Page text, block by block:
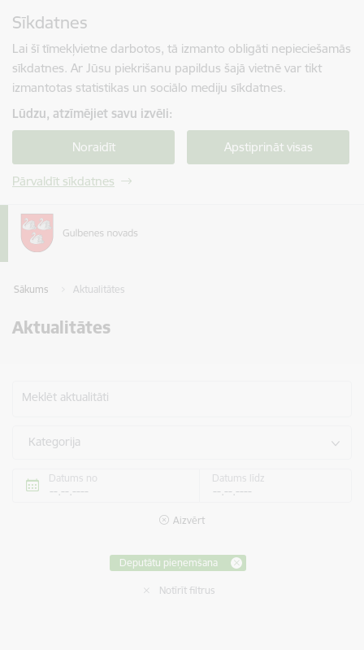
Sīkdatnes
Lai šī tīmekļvietne darbotos, tā izmanto obligāti nepieciešamās
sīkdatnes. Ar Jūsu piekrišanu papildus šajā vietnē var tikt
izmantotas statistikas un sociālo mediju sīkdatnes.
Lūdzu, atzīmējiet savu izvēli:
Noraidīt Apstiprināt visas
Pārvaldīt sīkdatnes
Sākums Aktualitātes
Aktualitātes
Meklēt aktualitāti
Kategorija
Datums no Datums līdz
Aizvērt
Deputātu pieņemšana
Notīrīt filtrus